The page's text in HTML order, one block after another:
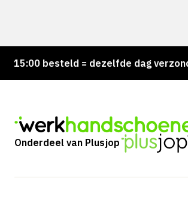
besteld = dezelfde dag verzonden
Onderdeel van Plusjop